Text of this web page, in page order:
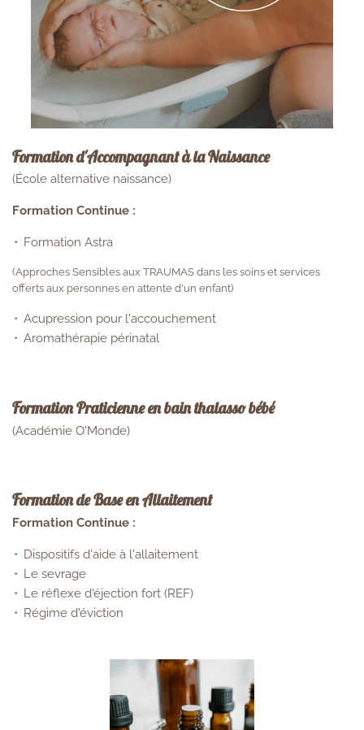
Formation d'Accompagnant à la Naissance
(École alternative naissance)
Formation Continue :
Formation Astra
(Approches Sensibles aux TRAUMAS dans les soins et services
offerts aux personnes en attente d'un enfant)
Acupression pour l'accouchement
Aromathérapie périnatal
Formation Praticienne en bain thalasso bébé
(Académie O'Monde)
Formation de Base en Allaitement
Formation Continue :
Dispositifs d'aide à l'allaitement
Le sevrage
Le réflexe d'éjection fort (REF)
Régime d'éviction